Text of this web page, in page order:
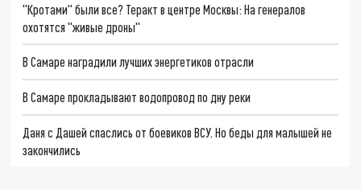
"Кротами" были все? Теракт в центре Москвы: На генералов
охотятся "живые дроны"
В Самаре наградили лучших энергетиков отрасли
В Самаре прокладывают водопровод по дну реки
Даня с Дашей спаслись от боевиков ВСУ. Но беды для малышей не
закончились